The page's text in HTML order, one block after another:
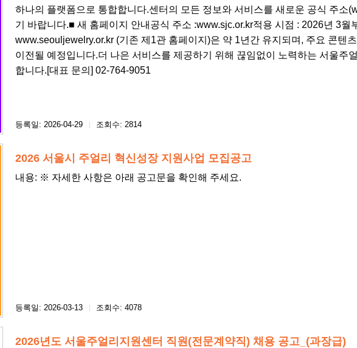
하나의 플랫폼으로 통합합니다.센터의 모든 정보와 서비스를 새로운 공식 주소
기 바랍니다.■ 새 홈페이지 안내공식 주소 :www.sjc.or.kr적용 시점 : 2026년 3월
www.seouljewelry.or.kr (기존 제1관 홈페이지)은 약 1년간 유지되며, 주요 콘텐
이전될 예정입니다.더 나은 서비스를 제공하기 위해 끊임없이 노력하는 서울주
합니다.[대표 문의] 02-764-9051​
등록일: 2026-04-29 조회수: 2814
2026 서울시 주얼리 혁신성장 지원사업 모집공고
내용: ※ 자세한 사항은 아래 공고문을 확인해 주세요.
등록일: 2026-03-13 조회수: 4078
2026년도 서울주얼리지원센터 직원(전문계약직) 채용 공고_(과장급)